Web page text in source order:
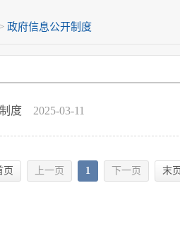
政府信息公开制度
度 2025-03-11
页 上一页 1 下一页 末页